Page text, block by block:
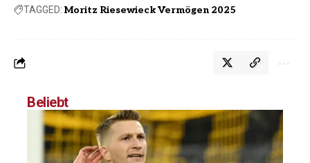
TAGGED: Moritz Riesewieck Vermögen 2025
Beliebt